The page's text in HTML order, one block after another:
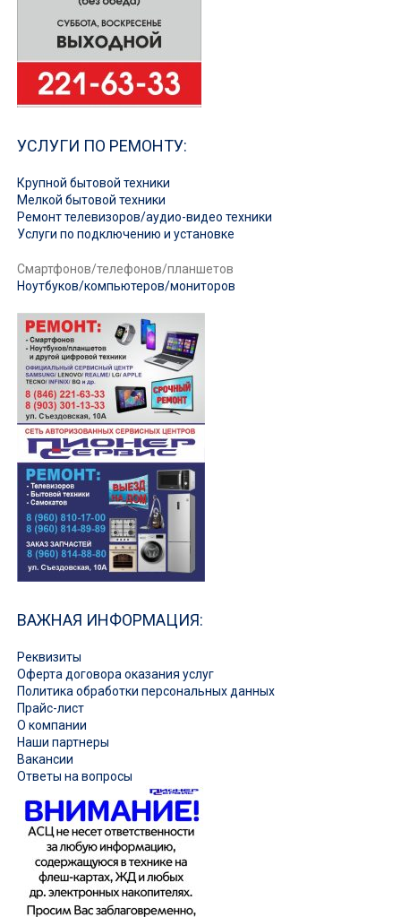
УСЛУГИ ПО РЕМОНТУ:
Крупной бытовой техники
Мелкой бытовой техники
Ремонт телевизоров/аудио-видео техники
Услуги по подключению и установке
Смартфонов/телефонов/планшетов
Ноутбуков/компьютеров/мониторов
ВАЖНАЯ ИНФОРМАЦИЯ:
Реквизиты
Оферта договора оказания услуг
Политика обработки персональных данных
Прайс-лист
О компании
Наши партнеры
Вакансии
Ответы на вопросы